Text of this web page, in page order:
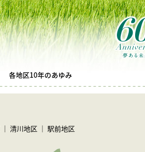
各地区10年のあゆみ
｜ 清川地区 ｜ 駅前地区